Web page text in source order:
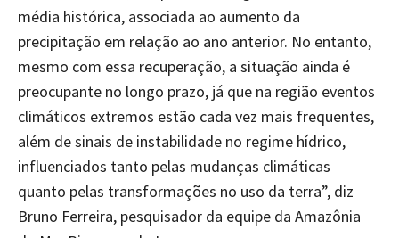
média histórica, associada ao aumento da
precipitação em relação ao ano anterior. No entanto,
mesmo com essa recuperação, a situação ainda é
preocupante no longo prazo, já que na região eventos
climáticos extremos estão cada vez mais frequentes,
além de sinais de instabilidade no regime hídrico,
influenciados tanto pelas mudanças climáticas
quanto pelas transformações no uso da terra”, diz
Bruno Ferreira, pesquisador da equipe da Amazônia